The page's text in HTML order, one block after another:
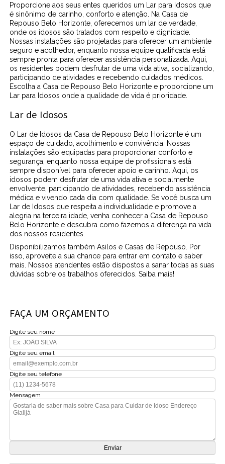
Proporcione aos seus entes queridos um Lar para Idosos que
é sinônimo de carinho, conforto e atenção. Na Casa de
Repouso Belo Horizonte, oferecemos um lar de verdade,
onde os idosos são tratados com respeito e dignidade.
Nossas instalações são projetadas para oferecer um ambiente
seguro e acolhedor, enquanto nossa equipe qualificada está
sempre pronta para oferecer assistência personalizada. Aqui,
os residentes podem desfrutar de uma vida ativa, socializando,
participando de atividades e recebendo cuidados médicos.
Escolha a Casa de Repouso Belo Horizonte e proporcione um
Lar para Idosos onde a qualidade de vida é prioridade.
Lar de Idosos
O Lar de Idosos da Casa de Repouso Belo Horizonte é um
espaço de cuidado, acolhimento e convivência. Nossas
instalações são equipadas para proporcionar conforto e
segurança, enquanto nossa equipe de profissionais está
sempre disponível para oferecer apoio e carinho. Aqui, os
idosos podem desfrutar de uma vida ativa e socialmente
envolvente, participando de atividades, recebendo assistência
médica e vivendo cada dia com qualidade. Se você busca um
Lar de Idosos que respeita a individualidade e promove a
alegria na terceira idade, venha conhecer a Casa de Repouso
Belo Horizonte e descubra como fazemos a diferença na vida
dos nossos residentes.
Disponibilizamos também Asilos e Casas de Repouso. Por
isso, aproveite a sua chance para entrar em contato e saber
mais. Nossos atendentes estão dispostos a sanar todas as suas
dúvidas sobre os trabalhos oferecidos. Saiba mais!
FAÇA UM ORÇAMENTO
Digite seu nome
Digite seu email
Digite seu telefone
Mensagem